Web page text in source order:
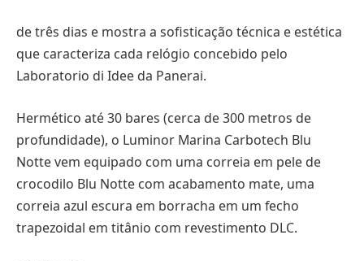
de três dias e mostra a sofisticação técnica e estética
que caracteriza cada relógio concebido pelo
Laboratorio di Idee da Panerai.
Hermético até 30 bares (cerca de 300 metros de
profundidade), o Luminor Marina Carbotech Blu
Notte vem equipado com uma correia em pele de
crocodilo Blu Notte com acabamento mate, uma
correia azul escura em borracha em um fecho
trapezoidal em titânio com revestimento DLC.